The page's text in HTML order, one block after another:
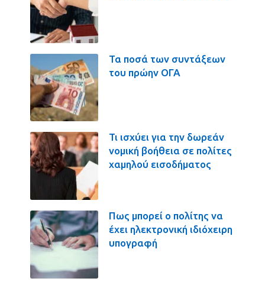
Τα ποσά των συντάξεων
του πρώην ΟΓΑ
Τι ισχύει για την δωρεάν
νομική βοήθεια σε πολίτες
χαμηλού εισοδήματος
Πως μπορεί ο πολίτης να
έχει ηλεκτρονική ιδιόχειρη
υπογραφή